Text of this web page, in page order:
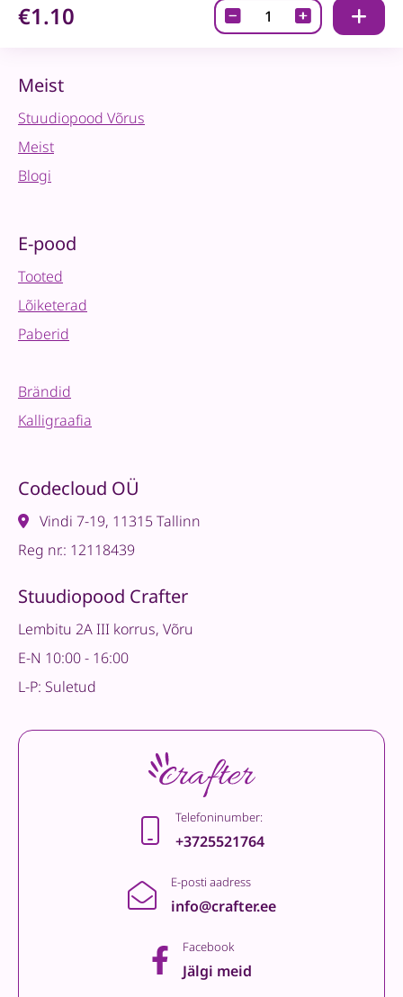
€1.10
Disainpaber
-
Meist
Stuudiopood Võrus
Meist
Blogi
E-pood
Tooted
Lõiketerad
Paberid
Brändid
Kalligraafia
Codecloud OÜ
Vindi 7-19, 11315 Tallinn
Reg nr.: 12118439
Stuudiopood Crafter
Lembitu 2A III korrus, Võru
E-N 10:00 - 16:00
L-P: Suletud
Telefoninumber:
+3725521764
E-posti aadress
info@crafter.ee
Facebook
Jälgi meid